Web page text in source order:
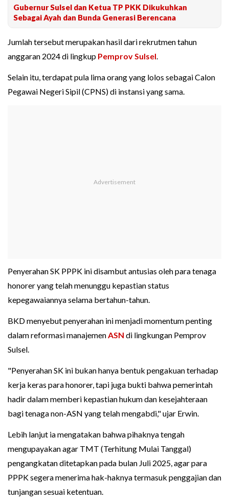
Gubernur Sulsel dan Ketua TP PKK Dikukuhkan
Sebagai Ayah dan Bunda Generasi Berencana
Jumlah tersebut merupakan hasil dari rekrutmen tahun
anggaran 2024 di lingkup Pemprov Sulsel.
Selain itu, terdapat pula lima orang yang lolos sebagai Calon
Pegawai Negeri Sipil (CPNS) di instansi yang sama.
Penyerahan SK PPPK ini disambut antusias oleh para tenaga
honorer yang telah menunggu kepastian status
kepegawaiannya selama bertahun-tahun.
BKD menyebut penyerahan ini menjadi momentum penting
dalam reformasi manajemenASN di lingkungan Pemprov
Sulsel.
"Penyerahan SK ini bukan hanya bentuk pengakuan terhadap
kerja keras para honorer, tapi juga bukti bahwa pemerintah
hadir dalam memberi kepastian hukum dan kesejahteraan
bagi tenaga non-ASN yang telah mengabdi," ujar Erwin.
Lebih lanjut ia mengatakan bahwa pihaknya tengah
mengupayakan agar TMT (Terhitung Mulai Tanggal)
pengangkatan ditetapkan pada bulan Juli 2025, agar para
PPPK segera menerima hak-haknya termasuk penggajian dan
tunjangan sesuai ketentuan.